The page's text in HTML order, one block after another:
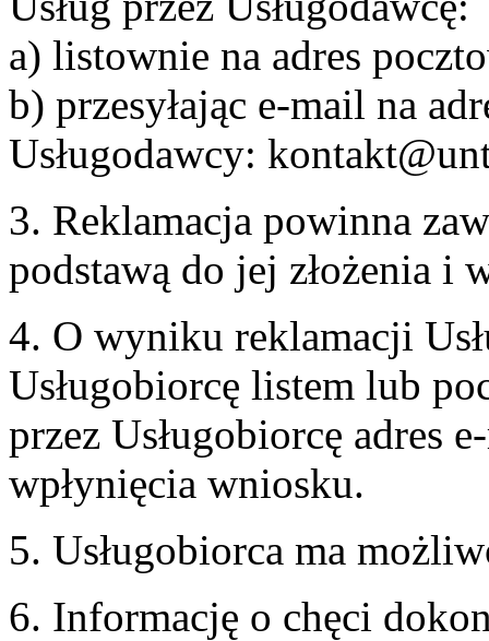
a) listownie na adres
b) przesyłając e-mail na
Usługodawcy:
3. Reklamacja powinna
podstawą do jej złożenia i
4. O wyniku reklamacji
Usługobiorcę listem lub
przez Usługobiorcę adres
wpłynięcia wniosku.
5. Usługobiorca ma
6. Informację o chęci